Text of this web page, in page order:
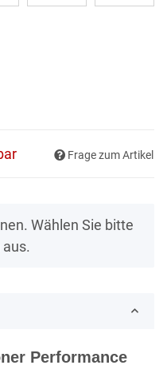
Frage zum Artikel
Wählen Sie bitte
Performance